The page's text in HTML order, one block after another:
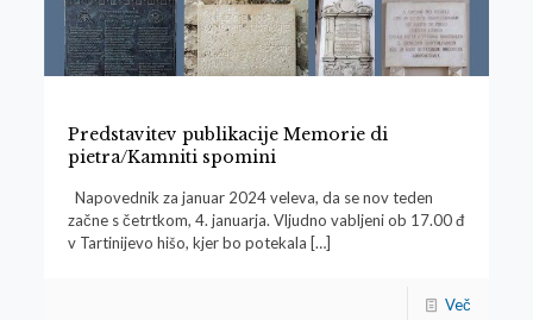
Predstavitev publikacije Memorie di
pietra/Kamniti spomini
Napovednik za januar 2024 veleva, da se nov teden
začne s četrtkom, 4. januarja. Vljudno vabljeni ob 17.00 đ
v Tartinijevo hišo, kjer bo potekala […]
Več